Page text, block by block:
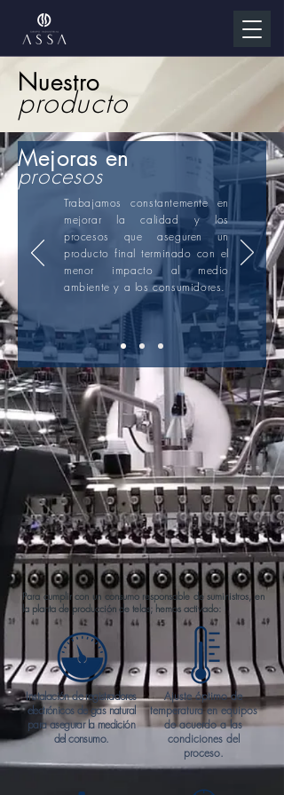
Nuestro
producto
Mejoras en
procesos
Trabajamos constantemente en
mejorar la calidad y los
procesos que aseguren un
producto final terminado con el
menor impacto al medio
ambiente y a los consumidores.
Para cumplir con un consumo responsable de suministros, en
la planta de producción de telas; hemos activado:
Instalación de registradores
electrónicos de gas natural
para asegurar la medición
del consumo.
Ajuste óptimo de
temperatura en equipos
de acuerdo a las
condiciones del
proceso.